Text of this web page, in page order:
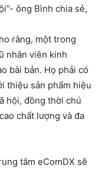
ông Bình chia sẻ,
rằng, một trong
nhân viên kinh
bài bản. Họ phải có
thiệu sản phẩm hiệu
hội, đồng thời chú
chất lượng và đa
tâm eComDX sẽ